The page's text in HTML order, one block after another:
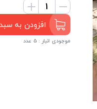
افزودن به
موجودی انبار : 5 عدد